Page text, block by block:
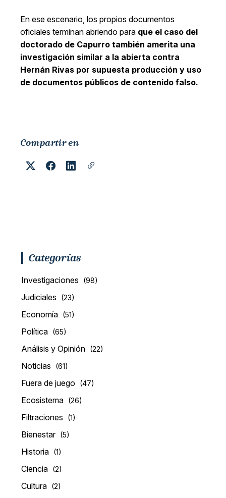
En ese escenario, los propios documentos
oficiales terminan abriendo para que el caso del
doctorado de Capurro también amerita una
investigación similar a la abierta contra
Hernán Rivas por supuesta producción y uso
de documentos públicos de contenido falso.
Compartir en
Categorías
Investigaciones (98)
Judiciales (23)
Economía (51)
Política (65)
Análisis y Opinión (22)
Noticias (61)
Fuera de juego (47)
Ecosistema (26)
Filtraciones (1)
Bienestar (5)
Historia (1)
Ciencia (2)
Cultura (2)